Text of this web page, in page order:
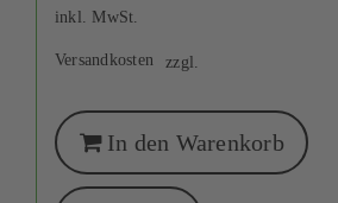
inkl. MwSt.
zzgl.
Versandkosten
In den Warenkorb